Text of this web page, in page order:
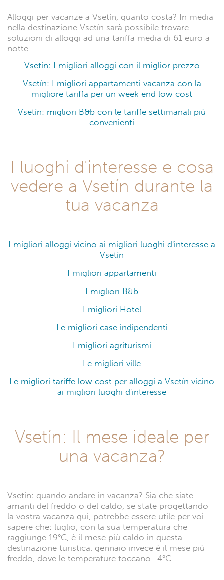
Alloggi per vacanze a Vsetín, quanto costa? In media
nella destinazione Vsetín sarà possibile trovare
soluzioni di alloggi ad una tariffa media di 61 euro a
notte.
Vsetín: I migliori alloggi con il miglior prezzo
Vsetín: I migliori appartamenti vacanza con la
migliore tariffa per un week end low cost
Vsetín: migliori B&b con le tariffe settimanali più
convenienti
I luoghi d'interesse e cosa
vedere a Vsetín durante la
tua vacanza
I migliori alloggi vicino ai migliori luoghi d'interesse a
Vsetín
I migliori appartamenti
I migliori B&b
I migliori Hotel
Le migliori case indipendenti
I migliori agriturismi
Le migliori ville
Le migliori tariffe low cost per alloggi a Vsetín vicino
ai migliori luoghi d'interesse
Vsetín: Il mese ideale per
una vacanza?
Vsetín: quando andare in vacanza? Sia che siate
amanti del freddo o del caldo, se state progettando
la vostra vacanza qui, potrebbe essere utile per voi
sapere che: luglio, con la sua temperatura che
raggiunge 19°C, è il mese più caldo in questa
destinazione turistica. gennaio invece è il mese più
freddo, dove le temperature toccano -4°C.